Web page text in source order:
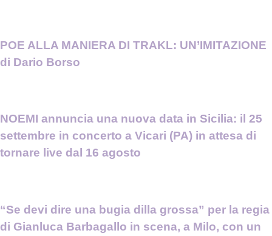
POE ALLA MANIERA DI TRAKL: UN’IMITAZIONE
di Dario Borso
NOEMI annuncia una nuova data in Sicilia: il 25
settembre in concerto a Vicari (PA) in attesa di
tornare live dal 16 agosto
“Se devi dire una bugia dilla grossa” per la regia
di Gianluca Barbagallo in scena, a Milo, con un